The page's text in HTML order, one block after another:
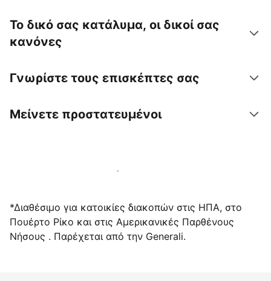
Το δικό σας κατάλυμα, οι δικοί σας
κανόνες
Γνωρίστε τους επισκέπτες σας
Μείνετε προστατευμένοι
Υποδεχτείτε επισκέπτες μαζί μας σήμερα
*Διαθέσιμο για κατοικίες διακοπών στις ΗΠΑ, στο
Πουέρτο Ρίκο και στις Αμερικανικές Παρθένους
Νήσους . Παρέχεται από την Generali.